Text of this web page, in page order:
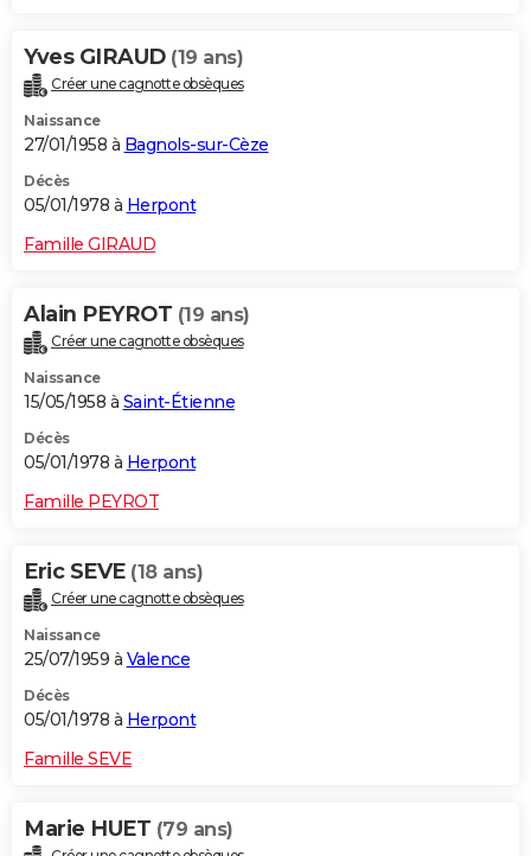
Yves GIRAUD (19 ans)
Créer une cagnotte obsèques
Naissance
27/01/1958 à Bagnols-sur-Cèze
Décès
05/01/1978 à Herpont
Famille GIRAUD
Alain PEYROT (19 ans)
Créer une cagnotte obsèques
Naissance
15/05/1958 à Saint-Étienne
Décès
05/01/1978 à Herpont
Famille PEYROT
Eric SEVE (18 ans)
Créer une cagnotte obsèques
Naissance
25/07/1959 à Valence
Décès
05/01/1978 à Herpont
Famille SEVE
Marie HUET (79 ans)